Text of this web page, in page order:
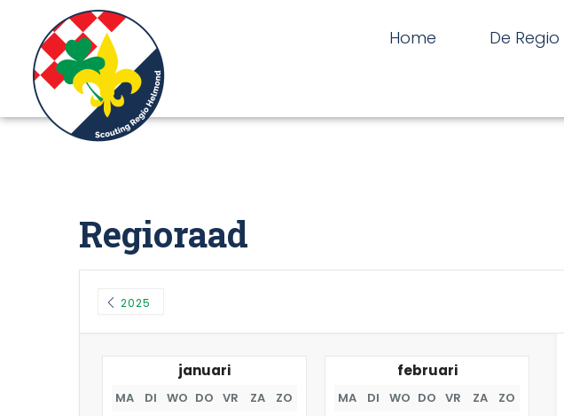
Home De Regio
Regioraad
2025
januari
MA DI WO DO VR ZA ZO
februari
MA DI WO DO VR ZA ZO